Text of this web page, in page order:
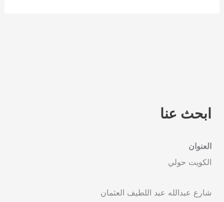
ابحث عنا
العنوان
الكويت حولي
شارع عبدالله عبد اللطيف العثمان